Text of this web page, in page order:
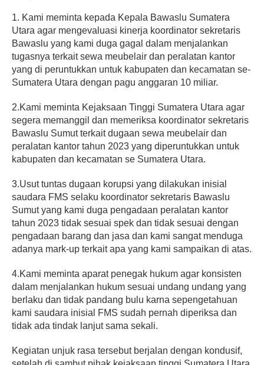
1. Kami meminta kepada Kepala Bawaslu Sumatera
Utara agar mengevaluasi kinerja koordinator sekretaris
Bawaslu yang kami duga gagal dalam menjalankan
tugasnya terkait sewa meubelair dan peralatan kantor
yang di peruntukkan untuk kabupaten dan kecamatan se-
Sumatera Utara dengan pagu anggaran 10 miliar.
2.Kami meminta Kejaksaan Tinggi Sumatera Utara agar
segera memanggil dan memeriksa koordinator sekretaris
Bawaslu Sumut terkait dugaan sewa meubelair dan
peralatan kantor tahun 2023 yang diperuntukkan untuk
kabupaten dan kecamatan se Sumatera Utara.
3.Usut tuntas dugaan korupsi yang dilakukan inisial
saudara FMS selaku koordinator sekretaris Bawaslu
Sumut yang kami duga pengadaan peralatan kantor
tahun 2023 tidak sesuai spek dan tidak sesuai dengan
pengadaan barang dan jasa dan kami sangat menduga
adanya mark-up terkait apa yang kami sampaikan di atas.
4.Kami meminta aparat penegak hukum agar konsisten
dalam menjalankan hukum sesuai undang undang yang
berlaku dan tidak pandang bulu karna sepengetahuan
kami saudara inisial FMS sudah pernah diperiksa dan
tidak ada tindak lanjut sama sekali.
Kegiatan unjuk rasa tersebut berjalan dengan kondusif,